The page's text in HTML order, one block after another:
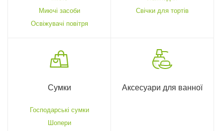
Миючі засоби
Освіжувачі повітря
Свічки для тортів
Сумки
Господарські сумки
Шопери
Аксесуари для ванної